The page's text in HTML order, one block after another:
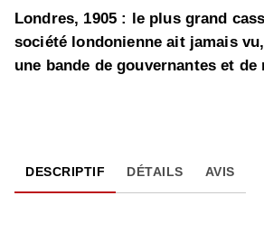
Londres, 1905 : le plus grand
société londonienne ait jamais
une bande de gouvernantes et de
DESCRIPTIF DÉTAILS AVIS